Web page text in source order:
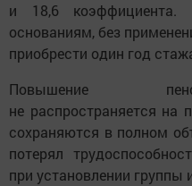
и 18,6
основаниям, без
приобрести один год
Повышение
не распространяется на
сохраняются в полном
потерял
при установлении группы